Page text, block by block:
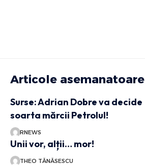
Articole asemanatoare
Surse: Adrian Dobre va decide
soarta mărcii Petrolul!
RNEWS
Unii vor, alții… mor!
THEO TĂNĂSESCU